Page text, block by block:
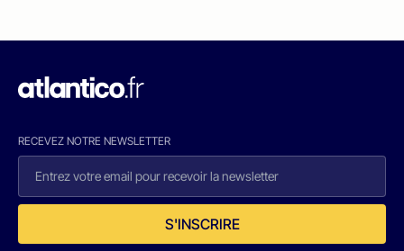
RECEVEZ NOTRE NEWSLETTER
S'INSCRIRE